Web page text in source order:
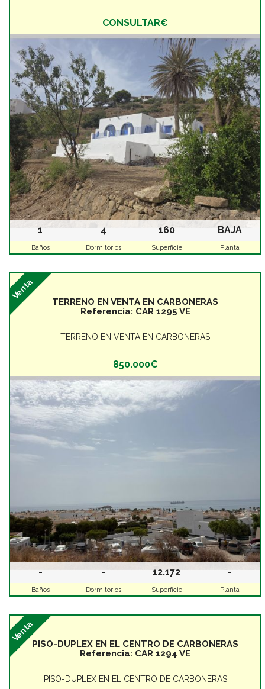
CONSULTAR€
1
Baños
4
Dormitorios
160
Superficie
BAJA
Planta
TERRENO EN VENTA EN CARBONERAS
Referencia: CAR 1295 VE
TERRENO EN VENTA EN CARBONERAS
Venta
850.000€
-
Baños
-
Dormitorios
12.172
Superficie
-
Planta
PISO-DUPLEX EN EL CENTRO DE CARBONERAS
Referencia: CAR 1294 VE
PISO-DUPLEX EN EL CENTRO DE CARBONERAS
Venta